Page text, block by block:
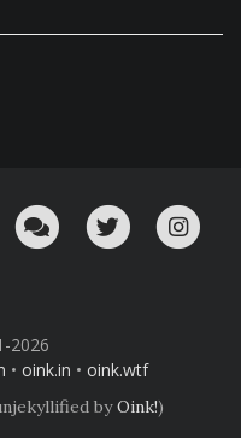
en Telegram!
Oink! TV Charla con nosotros
Twitter
2026
• oink.in • oink.wtf
byOink!)